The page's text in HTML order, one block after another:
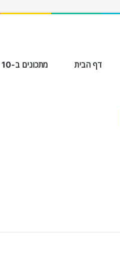
דף הבית מתכונים ב-10 דקות